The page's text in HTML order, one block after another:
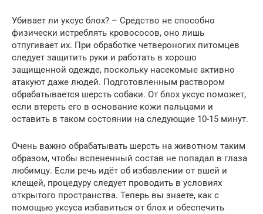
Убивает ли уксус блох? – Средство не способно
физически истреблять кровососов, оно лишь
отпугивает их. При обработке четвероногих питомцев
следует защитить руки и работать в хорошо
защищенной одежде, поскольку насекомые активно
атакуют даже людей. Подготовленным раствором
обрабатывается шерсть собаки. От блох уксус поможет,
если втереть его в основание кожи пальцами и
оставить в таком состоянии на следующие 10-15 минут.
Очень важно обрабатывать шерсть на животном таким
образом, чтобы вспененный состав не попадал в глаза
любимцу. Если речь идёт об избавлении от вшей и
клещей, процедуру следует проводить в условиях
открытого пространства. Теперь вы знаете, как с
помощью уксуса избавиться от блох и обеспечить